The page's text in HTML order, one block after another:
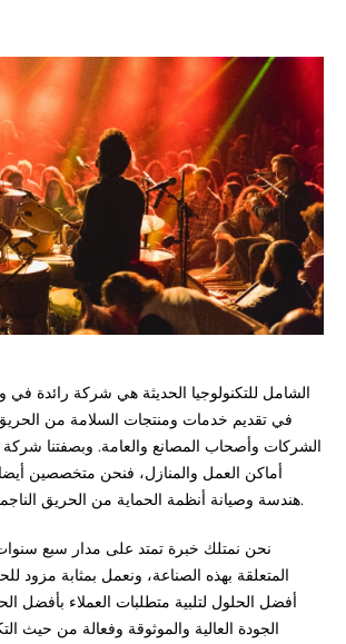
الشامل للتكنولوجيا الحديثة هي شركة رائدة في
في تقديم خدمات ومنتجات السلامة من
الشركات وأصحاب المصانع والعامة. وبصفتنا
أماكن العمل والمنازل، فنحن متخصصين
هندسة وصيانة أنظمة الحماية من الحريق الناجمة عن الكهرباء والغاز.
نحن نمتلك خبرة تمتد على مدار سبع
المتعلقة بهذه الصناعة، ونعمل بمثابة مزود
أفضل الحلول لتلبية متطلبات العملاء بأفضل
الجودة العالية والموثوقة وفعالة من حيث